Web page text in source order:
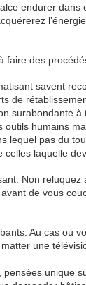
endurer dans
faire des
savent
de
surabondante à
humains
lequel pas du
laquelle
Non
de vous
Au cas où
une
unique